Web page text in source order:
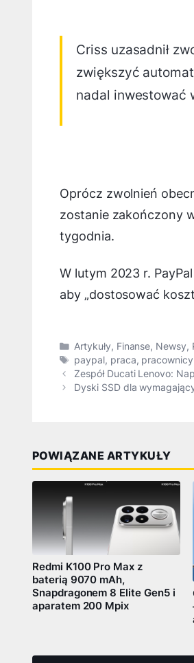
Criss uzasadnił
zwiększyć
nadal inwestować
Oprócz zwolnień
zostanie zakończony
tygodnia.
W lutym 2023 r.
aby „dostosować
Kategorie
Artykuły, Finanse, Newsy,
Tagi
paypal, praca, pracownicy
Zespół Ducati Lenovo:
Dyski SSD dla
POWIĄZANE ARTYKUŁY
Redmi K100 Pro Max z
baterią 9070 mAh,
Snapdragonem 8 Elite Gen5 i
aparatem 200 Mpix